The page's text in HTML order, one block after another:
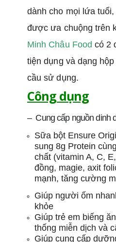
dành cho mọi lứa
được ưa chuộng trên
Minh Châu Food có 2
tiện dụng và dạng
cầu sử dụng.
Công dụng
– Cung cấp nguồn dinh
Sữa bột Ensure
sung 8g Protein
chất (vitamin A, C,
đồng, magie, axit
mạnh, tăng cường
Giúp người ốm
khỏe
Giúp trẻ em biếng
thống miễn dịch và
Giúp cung cấp